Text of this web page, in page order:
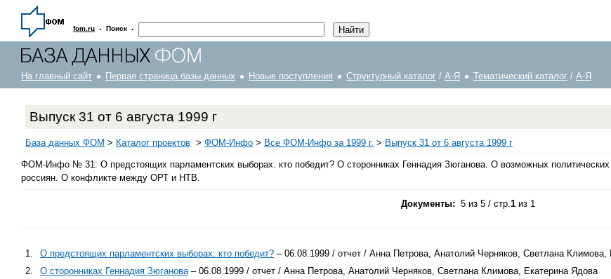
fom.ru · Поиск ·
На главный сайт Первая страница базы данных Новые поступления Структурный каталог / А-Я Тематический каталог / А-Я
Выпуск 31 от 6 августа 1999 г
База данных ФОМ > Каталог проектов > ФOM-Инфо > Все ФОМ-Инфо за 1999 г. > Выпуск 31 от 6 августа 1999 г
ФОМ-Инфо № 31: О предстоящих парламентских выборах: кто победит? О сторонниках Геннадия Зюганова. О возможных
россиян. О конфликте между ОРТ и НТВ.
Документы: 5 из 5 / стр. 1из 1
1. О предстоящих парламентских выборах: кто победит? – 06.08.1999 / отчет / Анна Петрова, Анатолий Черняков, Светлана Климова,
2.
О сторонниках Геннадия Зюганова – 06.08.1999 / отчет / Анна Петрова, Анатолий Черняков, Светлана Климова, Екатерина Ядова